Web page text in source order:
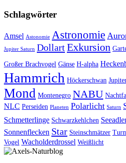
Schlagwörter
Amsel Astonomie Astronomie
Jupiter Saturn DollartExkursion
Großer Brachvogel Gänse H-alpha
Hammrich Höckerschwan
Mond Montenegro NABU
NLC Perseiden Planeten Polarlicht Saturn
Schmetterlinge Schwarzkehlchen
Sonnenflecken Star Steinschmätzer
Vogel Wacholderdrossel Weißlicht